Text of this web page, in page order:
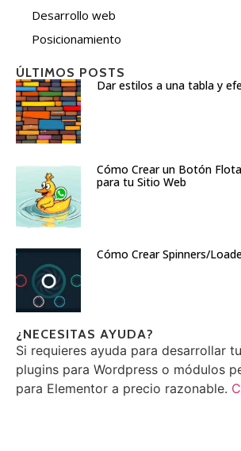
Desarrollo web
Posicionamiento
ÚLTIMOS POSTS
Dar estilos a una tabla y
Cómo Crear un Botón
para tu Sitio Web
Cómo Crear Spinners/
¿NECESITAS AYUDA?
Si requieres ayuda para desarrollar
plugins para Wordpress o módulos
para Elementor a precio razonable.